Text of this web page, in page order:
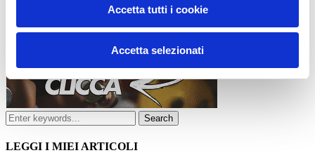
Accetta tutti i cookie
Accetta selezionati
LEGGI I MIEI ARTICOLI